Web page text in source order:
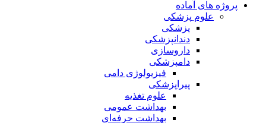
پروژه های آماده
علوم پزشکی
پزشکی
دندانپزشکی
داروسازی
دامپزشکی
فیزیولوژی دامی
پیراپزشکی
علوم تغذیه
بهداشت عمومی
بهداشت حرفه‌ای